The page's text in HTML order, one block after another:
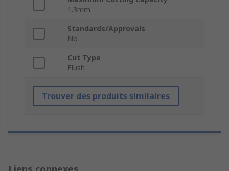
1.3mm
Standards/Approvals
No
Cut Type
Flush
Trouver des produits similaires